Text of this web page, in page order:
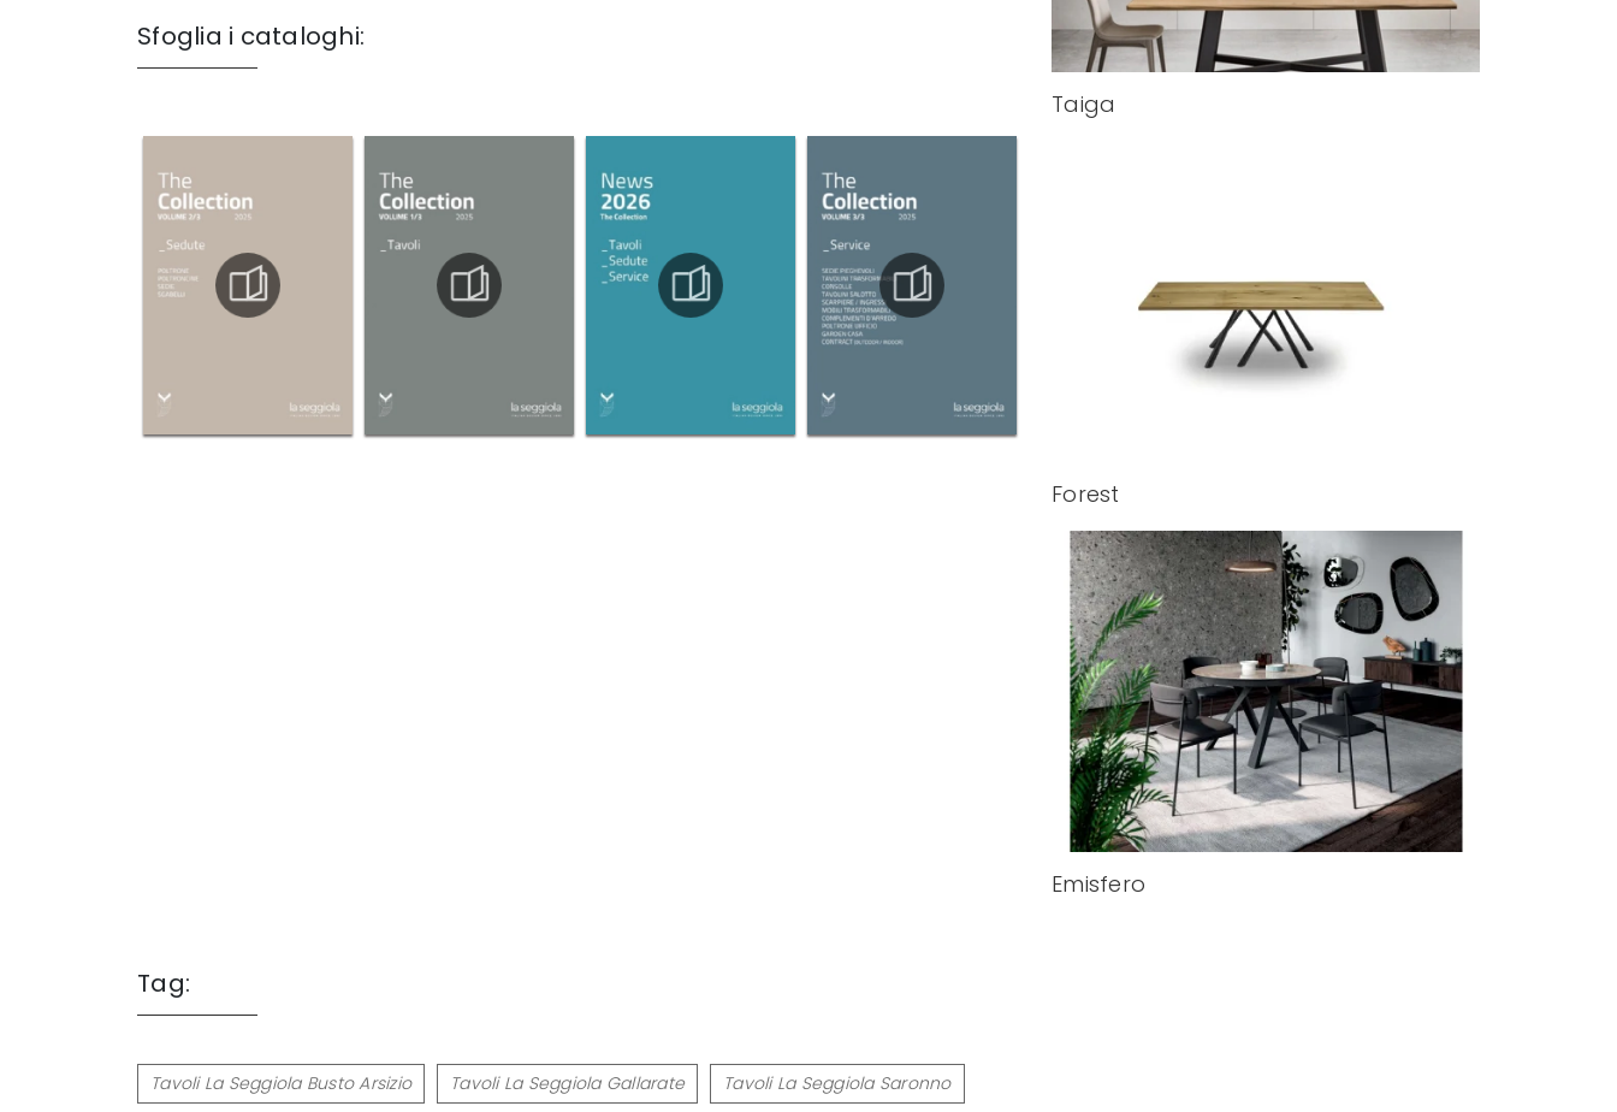
Sfoglia i cataloghi:
Taiga
Forest
Emisfero
Tag:
Tavoli La Seggiola Busto Arsizio Tavoli La Seggiola Gallarate Tavoli La Seggiola Saronno